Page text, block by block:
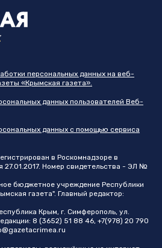
персональных данных на веб-
«Крымская газета».
данных пользователей Веб-
данных с помощью сервиса
в Роскомнадзоре в
27.01.2017. Номер свидетельства - ЭЛ №
бюджетное учреждение Республики
газета". Главный редактор:
Крым, г. Симферополь, ул.
8 (3652) 51 88 46, +7(978) 20 790